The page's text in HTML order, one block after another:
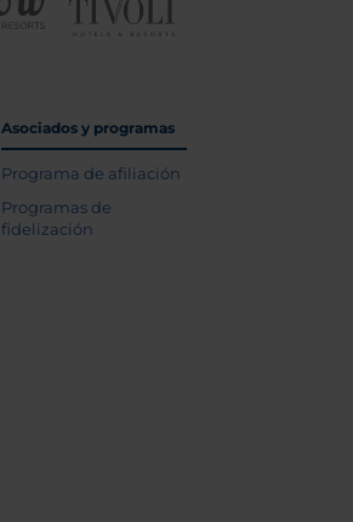
Asociados y programas
Programa de afiliación
Programas de
fidelización